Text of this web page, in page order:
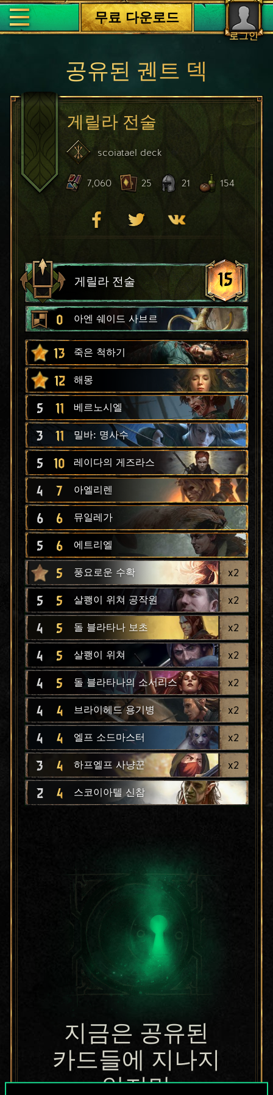
로그인
무료 다운로드
공유된 궨트 덱
게릴라 전술
scoiatael deck
7,060 25 21 154
게릴라 전술 15
0 아엔 쉐이드 사브르
13 죽은 척하기
12 해몽
5 11 베르노시엘
3 11 밀바: 명사수
5 10 레이다의 게즈라스
4 7 아엘리렌
6 6 뮤일레가
5 6 에트리엘
5 풍요로운 수확 x2
5 5 살쾡이 위쳐 공작원 x2
4 5 돌 블라타나 보초 x2
4 5 살쾡이 위쳐 x2
4 5 돌 블라타나의 소서리스 x2
4 4 브라이헤드 용기병 x2
4 4 엘프 소드마스터 x2
3 4 하프엘프 사냥꾼 x2
2 4 스코이아텔 신참
지금은 공유된
카드들에 지나지
않지만